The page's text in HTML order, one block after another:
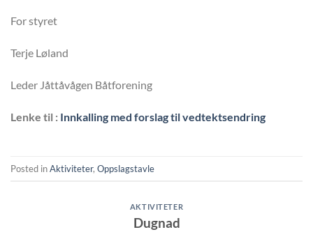
For styret
Terje Løland
Leder Jåttåvågen Båtforening
Lenke til : Innkalling med forslag til vedtektsendring
Posted inAktiviteter, Oppslagstavle
AKTIVITETER
Dugnad